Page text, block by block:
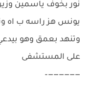
نور بخوف ياسمين
يونس هز راسه ب اه
وتنهد بعمق وهو
على المستشفى
——————–